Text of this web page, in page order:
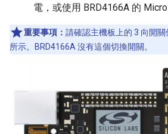
電，或使用 BRD4166A 的 Micro
重要事項： 請確認主機板上的 3 向開
所示。BRD4166A 沒有這個切換開關。